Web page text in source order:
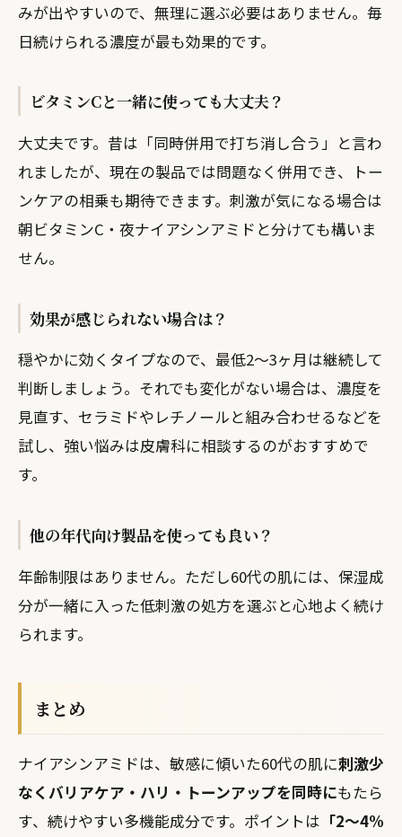
みが出やすいので、無理に選ぶ必要はありません。毎
日続けられる濃度が最も効果的です。
ビタミンCと一緒に使っても大丈夫？
大丈夫です。昔は「同時併用で打ち消し合う」と言わ
れましたが、現在の製品では問題なく併用でき、トー
ンケアの相乗も期待できます。刺激が気になる場合は
朝ビタミンC・夜ナイアシンアミドと分けても構いま
せん。
効果が感じられない場合は？
穏やかに効くタイプなので、最低2〜3ヶ月は継続して
判断しましょう。それでも変化がない場合は、濃度を
見直す、セラミドやレチノールと組み合わせるなどを
試し、強い悩みは皮膚科に相談するのがおすすめで
す。
他の年代向け製品を使っても良い？
年齢制限はありません。ただし60代の肌には、保湿成
分が一緒に入った低刺激の処方を選ぶと心地よく続け
られます。
まとめ
ナイアシンアミドは、敏感に傾いた60代の肌に刺激少
なくバリアケア・ハリ・トーンアップを同時にもたら
す、続けやすい多機能成分です。ポイントは 「2〜4%